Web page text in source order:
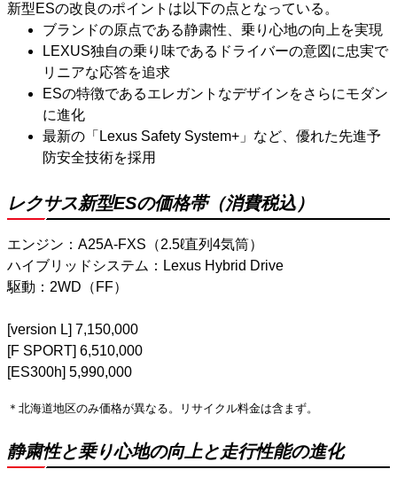
新型ESの改良のポイントは以下の点となっている。
ブランドの原点である静粛性、乗り心地の向上を実現
LEXUS独自の乗り味であるドライバーの意図に忠実で
リニアな応答を追求
ESの特徴であるエレガントなデザインをさらにモダン
に進化
最新の「Lexus Safety System+」など、優れた先進予
防安全技術を採用
レクサス新型ESの価格帯（消費税込）
エンジン：A25A-FXS（2.5ℓ直列4気筒）
ハイブリッドシステム：Lexus Hybrid Drive
駆動：2WD（FF）
[version L] 7,150,000
[F SPORT] 6,510,000
[ES300h] 5,990,000
＊北海道地区のみ価格が異なる。リサイクル料金は含まず。
静粛性と乗り心地の向上と走行性能の進化